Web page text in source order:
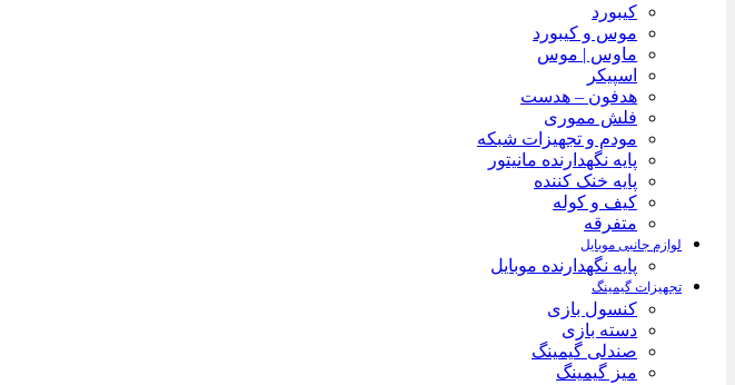
کیبورد
موس و کیبورد
ماوس | موس
اسپیکر
هدفون – هدست
فلش مموری
مودم و تجهیزات شبکه
پایه نگهدارنده مانیتور
پایه خنک کننده
کیف و کوله
متفرقه
لوازم جانبی موبایل
پایه نگهدارنده موبایل
تجهیزات گیمینگ
کنسول بازی
دسته بازی
صندلی گیمینگ
میز گیمینگ